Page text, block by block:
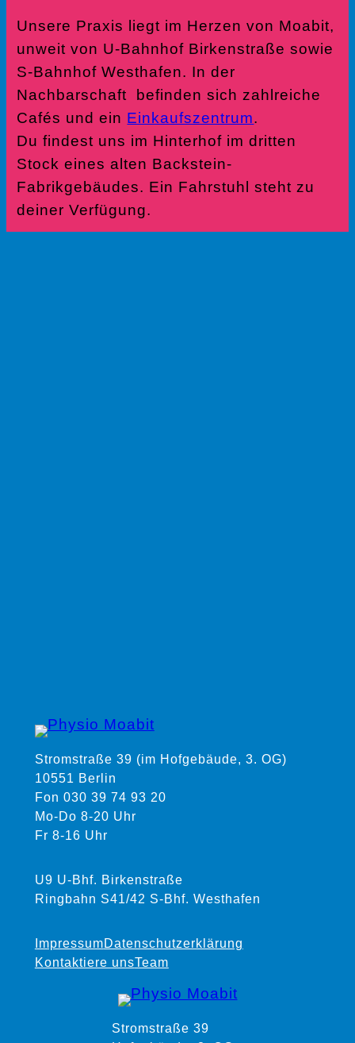
Unsere Praxis liegt im Herzen von Moabit,
unweit von U-Bahnhof Birkenstraße sowie
S-Bahnhof Westhafen. In der
Nachbarschaft befinden sich zahlreiche
Cafés und ein Einkaufszentrum.
Du findest uns im Hinterhof im dritten
Stock eines alten Backstein-
Fabrikgebäudes. Ein Fahrstuhl steht zu
deiner Verfügung.
Stromstraße 39 (im Hofgebäude, 3. OG)
10551 Berlin
Fon 030 39 74 93 20
Mo-Do 8-20 Uhr
Fr 8-16 Uhr
U9 U-Bhf. Birkenstraße
Ringbahn S41/42 S-Bhf. Westhafen
ImpressumDatenschutzerklärung
Kontaktiere unsTeam
Stromstraße 39